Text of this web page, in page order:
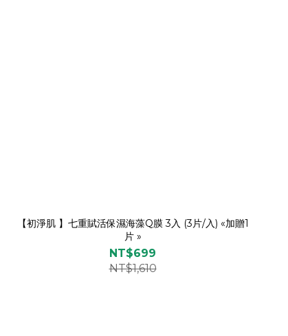
【初淨肌 】七重賦活保濕海藻Q膜 3入 (3片/入) «加贈1
片 »
NT$699
NT$1,610